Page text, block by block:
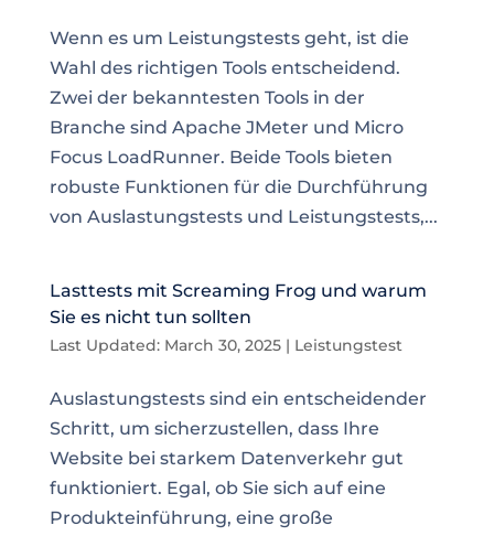
Wenn es um Leistungstests geht, ist die
Wahl des richtigen Tools entscheidend.
Zwei der bekanntesten Tools in der
Branche sind Apache JMeter und Micro
Focus LoadRunner. Beide Tools bieten
robuste Funktionen für die Durchführung
von Auslastungstests und Leistungstests,...
Lasttests mit Screaming Frog und warum
Sie es nicht tun sollten
Last Updated: March 30, 2025| Leistungstest
Auslastungstests sind ein entscheidender
Schritt, um sicherzustellen, dass Ihre
Website bei starkem Datenverkehr gut
funktioniert. Egal, ob Sie sich auf eine
Produkteinführung, eine große